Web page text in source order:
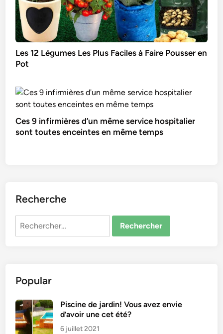
Les 12 Légumes Les Plus Faciles à Faire Pousser en
Pot
Ces 9 infirmières d’un même service hospitalier
sont toutes enceintes en même temps
Recherche
Rechercher :
Popular
Piscine de jardin! Vous avez envie
d’avoir une cet été?
6 juillet 2021